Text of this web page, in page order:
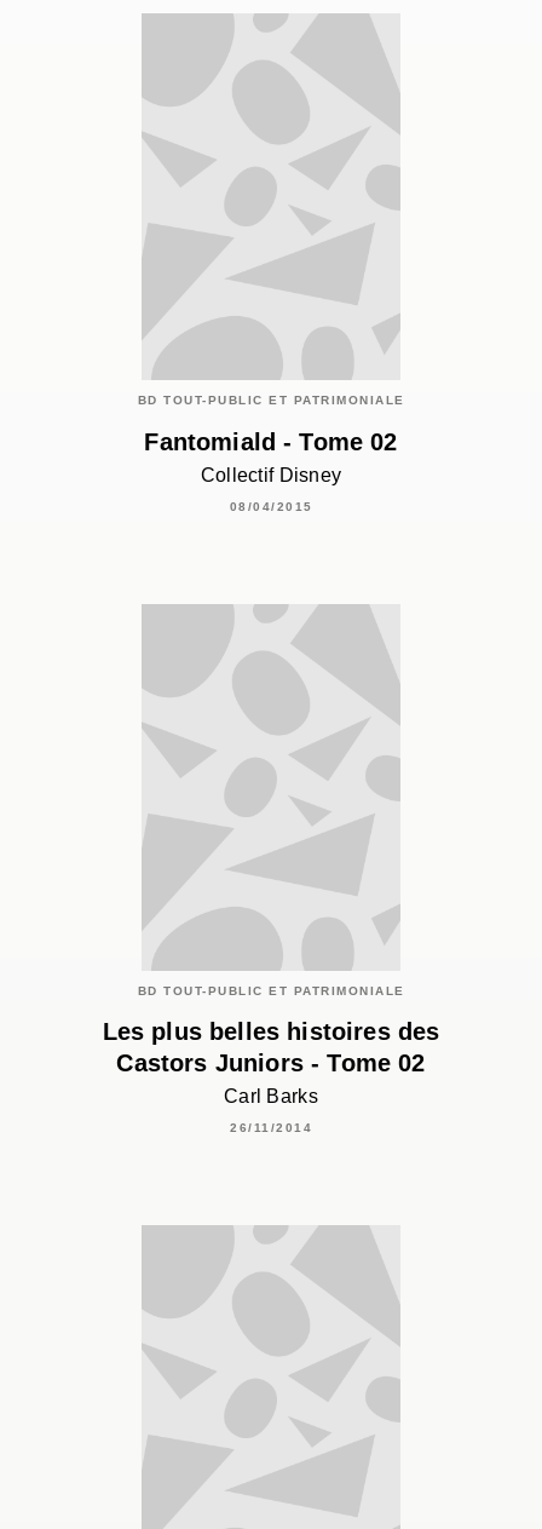
BD TOUT-PUBLIC ET PATRIMONIALE
Fantomiald - Tome 02
Collectif Disney
08/04/2015
BD TOUT-PUBLIC ET PATRIMONIALE
Les plus belles histoires des
Castors Juniors - Tome 02
Carl Barks
26/11/2014